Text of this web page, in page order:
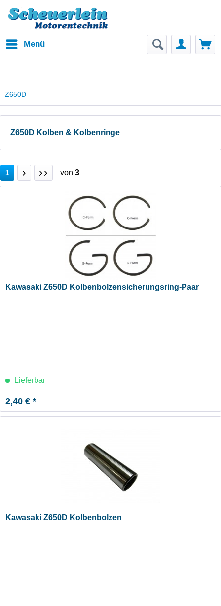
Menü
Z650D
Z650D Kolben & Kolbenringe
1 von 3
Kawasaki Z650D Kolbenbolzensicherungsring-Paar
Lieferbar
2,40 € *
Kawasaki Z650D Kolbenbolzen